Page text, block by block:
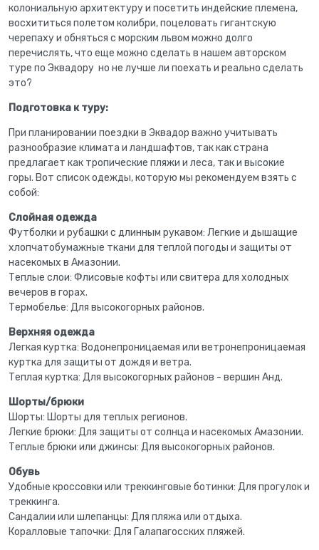
колониальную архитектуру и посетить индейские племена,
восхититься полетом колибри, поцеловать гигантскую
черепаху и обняться с морским львом можно долго
перечислять, что еще можно сделать в нашем авторском
туре по Эквадору но не лучше ли поехать и реально сделать
это?
Подготовка к туру:
При планировании поездки в Эквадор важно учитывать
разнообразие климата и ландшафтов, так как страна
предлагает как тропические пляжи и леса, так и высокие
горы. Вот список одежды, которую мы рекомендуем взять с
собой:
Слойная одежда
Футболки и рубашки с длинным рукавом: Легкие и дышащие
хлопчатобумажные ткани для теплой погоды и защиты от
насекомых в Амазонии.
Теплые слои: Флисовые кофты или свитера для холодных
вечеров в горах.
Термобелье: Для высокогорных районов.
Верхняя одежда
Легкая куртка: Водонепроницаемая или ветронепроницаемая
куртка для защиты от дождя и ветра.
Теплая куртка: Для высокогорных районов - вершин Анд.
Шорты/брюки
Шорты: Шорты для теплых регионов.
Легкие брюки: Для защиты от солнца и насекомых Амазонии.
Теплые брюки или джинсы: Для высокогорных районов.
Обувь
Удобные кроссовки или треккинговые ботинки: Для прогулок и
треккинга.
Сандалии или шлепанцы: Для пляжа или отдыха.
Коралловые тапочки: Для Галапагосских пляжей.